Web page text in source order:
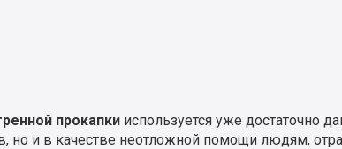
прокапки используется уже достаточно
но и в качестве неотложной помощи людям,